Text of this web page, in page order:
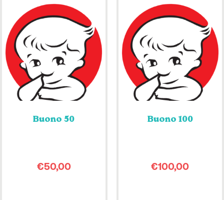
Buono 50
€50,00
Buono 100
€100,00